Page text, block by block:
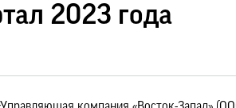
2023 года